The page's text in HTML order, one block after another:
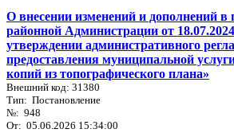
О внесении изменений и дополнений в
районной Администрации от
утверждении административного
предоставления муниципальной
копий из топографического плана»
Внешний код: 31380
Тип: Постановление
№: 948
От: 05.06.2026 15:34:00